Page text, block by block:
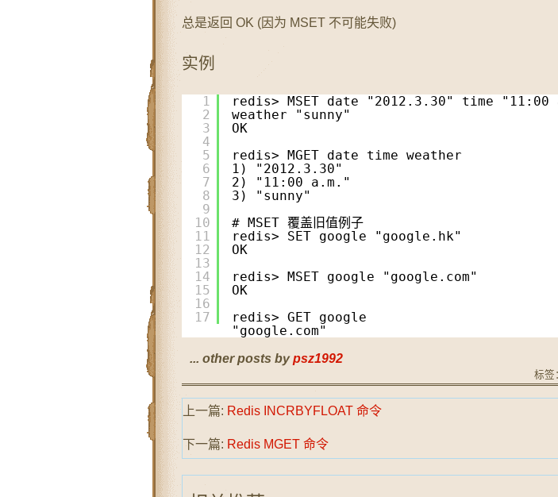
总是返回 OK (因为 MSET 不可能失败)
实例
1
2
3
4
5
6
7
8
9
10
11
12
13
14
15
16
17
redis> MSET date "2012.3.30" time "11:00
weather "sunny"
OK
redis> MGET date time weather
1) "2012.3.30"
2) "11:00 a.m."
3) "sunny"
# MSET 覆盖旧值例子
redis> SET google "google.hk"
OK
redis> MSET google "google.com"
OK
redis> GET google
"google.com"
... other posts bypsz1992
标签
上一篇: Redis INCRBYFLOAT 命令
下一篇: Redis MGET 命令